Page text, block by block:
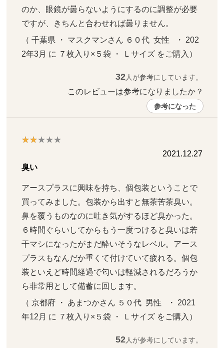
のか、眼鏡が曇らないようにするのに調整が必要
ですが、きちんと合わせれば曇りません。
（ 千葉県 ・ マスクマンさん ６０代  女性   ・ 202
2年3月 に ７枚入り×５袋 ・ Ｌサイズ をご購入）
32人が参考にしています。
このレビューは参考になりましたか？
参考になった
2021.12.27
臭い
アースプラスに興味を持ち、個包装ということで
買ってみました。包装から出すと無茶苦茶臭い。
鼻を覆うものなのに吐き気がするほど臭かった。
６時間ぐらいしてからもう一度つけると臭いは若
干マシになったがまだ酔いそうなレベル。アース
プラスもなんだか重くて付けていて疲れる。個包
装といえど時間経過で匂いは軽減されるだろうか
ら非常用として備蓄に回します。
（ 京都府 ・ あまつかさん ５０代  男性   ・ 2021
年12月 に ７枚入り×５袋 ・ Ｌサイズ をご購入）
52人が参考にしています。